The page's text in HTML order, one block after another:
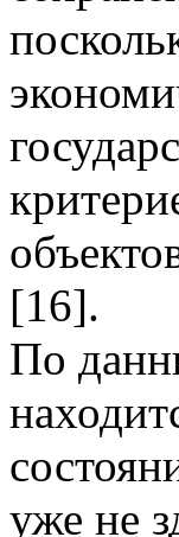
[16].
По
уже не